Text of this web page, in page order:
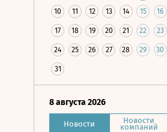
10 11 12 13 14 15 16
17 18 19 20 21 22 23
24 25 26 27 28 29 30
31
8 августа 2026
Новости Новости
компаний